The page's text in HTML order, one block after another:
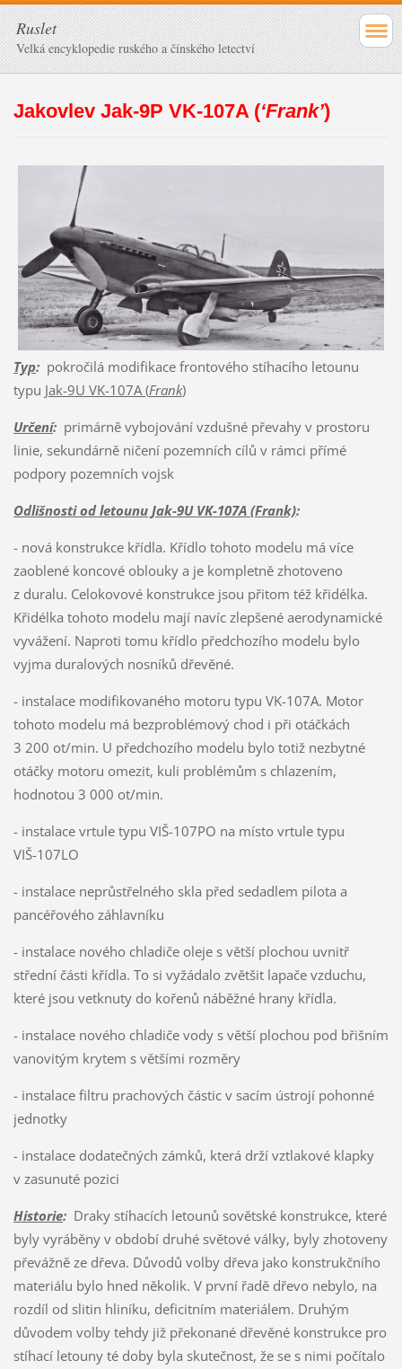
Ruslet
Velká encyklopedie ruského a čínského letectví
Jakovlev Jak-9P VK-107A (‘Frank’)
Typ:pokročilá modifikace frontového stíhacího letounu
typu Jak-9U VK-107A (Frank)
Určení:primárně vybojování vzdušné převahy v prostoru
linie, sekundárně ničení pozemních cílů v rámci přímé
podpory pozemních vojsk
Odlišnosti od letounu Jak-9U VK-107A (Frank):
- nová konstrukce křídla. Křídlo tohoto modelu má více
zaoblené koncové oblouky a je kompletně zhotoveno
z duralu. Celokovové konstrukce jsou přitom též křidélka.
Křidélka tohoto modelu mají navíc zlepšené aerodynamické
vyvážení. Naproti tomu křídlo předchozího modelu bylo
vyjma duralových nosníků dřevěné.
- instalace modifikovaného motoru typu VK-107A. Motor
tohoto modelu má bezproblémový chod i při otáčkách
3 200 ot/min. U předchozího modelu bylo totiž nezbytné
otáčky motoru omezit, kuli problémům s chlazením,
hodnotou 3 000 ot/min.
- instalace vrtule typu VIŠ-107PO na místo vrtule typu
VIŠ-107LO
- instalace neprůstřelného skla před sedadlem pilota a
pancéřového záhlavníku
- instalace nového chladiče oleje s větší plochou uvnitř
střední části křídla. To si vyžádalo zvětšit lapače vzduchu,
které jsou vetknuty do kořenů náběžné hrany křídla.
- instalace nového chladiče vody s větší plochou pod břišním
vanovitým krytem s většími rozměry
- instalace filtru prachových částic v sacím ústrojí pohonné
jednotky
- instalace dodatečných zámků, která drží vztlakové klapky
v zasunuté pozici
Historie:Draky stíhacích letounů sovětské konstrukce, které
byly vyráběny v období druhé světové války, byly zhotoveny
převážně ze dřeva. Důvodů volby dřeva jako konstrukčního
materiálu bylo hned několik. V první řadě dřevo nebylo, na
rozdíl od slitin hliníku, deficitním materiálem. Druhým
důvodem volby tehdy již překonané dřevěné konstrukce pro
stíhací letouny té doby byla skutečnost, že se s nimi počítalo